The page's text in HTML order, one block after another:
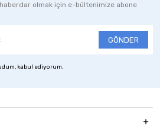
olmak için e-bültenimize abone
GÖNDER
kabul ediyorum.